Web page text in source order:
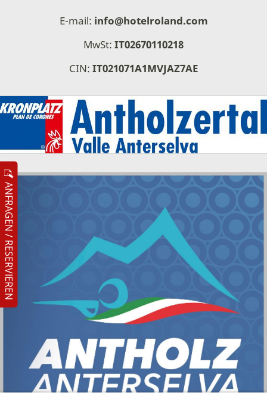
ANFRAGEN / RESERVIEREN
E-mail: info@hotelroland.com
MwSt: IT02670110218
CIN: IT021071A1MVJAZ7AE